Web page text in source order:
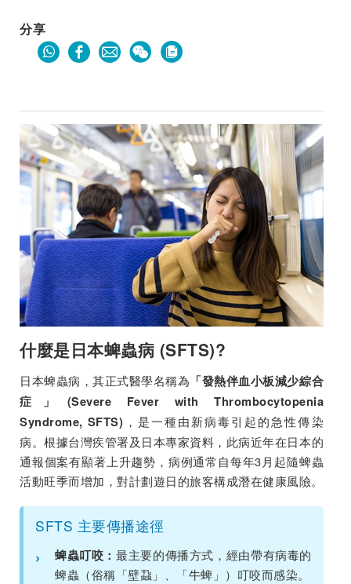
分享
什麼是日本蜱蟲病 (SFTS)?
日本蜱蟲病，其正式醫學名稱為 「發熱伴血小板減少綜合
症」(Severe Fever with Thrombocytopenia
Syndrome, SFTS) ，是一種由新病毒引起的急性傳染
病。根據台灣疾管署及日本專家資料，此病近年在日本的
通報個案有顯著上升趨勢，病例通常自每年3月起隨蜱蟲
活動旺季而增加，對計劃遊日的旅客構成潛在健康風險。
SFTS 主要傳播途徑
› 蜱蟲叮咬：最主要的傳播方式，經由帶有病毒的
蜱蟲（俗稱「壁蝨」、「牛蜱」）叮咬而感染。